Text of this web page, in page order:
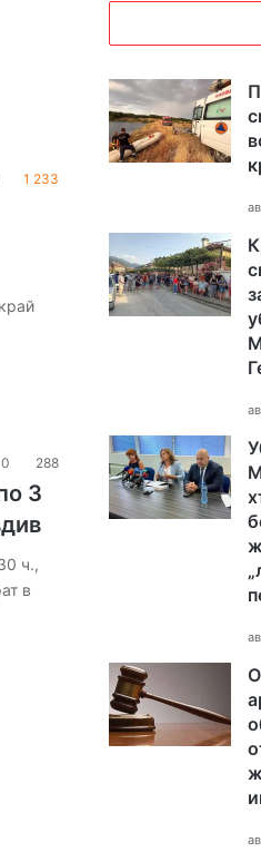
1 233
0 288
3
ч.,
в